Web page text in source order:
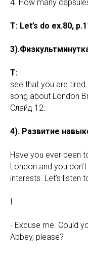
4. How many
T: Let’s do ex.80,
T: I
see that you are
song about London
Слайд 12.
4). Развитие
Have you ever been
London and you
interests. Let’s listen
I
- Excuse me. Could
Abbey, please?